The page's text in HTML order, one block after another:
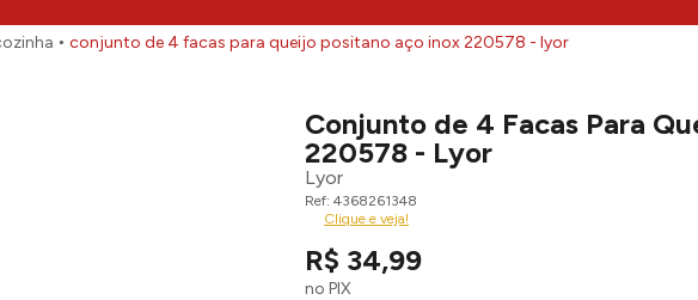
conjunto de 4 facas para queijo positano aço inox 220578 - lyor
Conjunto de 4 Facas Para
220578 - Lyor
Lyor
4368261348
Clique e veja!
R$ 34,99
no PIX